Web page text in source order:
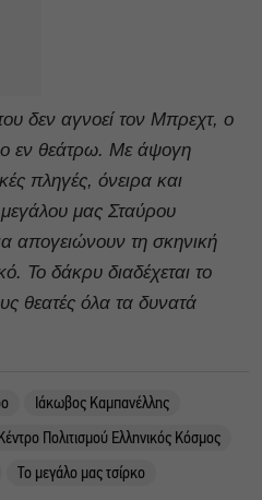
δεν αγνοεί τον Μπρεχτ, ο
εν θεάτρω. Με άψογη
πληγές, όνειρα και
μας Σταύρου
απογειώνουν τη σκηνική
Το δάκρυ διαδέχεται το
θεατές όλα τα δυνατά
Ιάκωβος Καμπανέλλης
Πολιτισμού Ελληνικός Κόσμος
Το μεγάλο μας τσίρκο